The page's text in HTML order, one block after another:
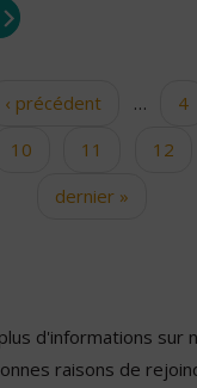
‹ précédent … 4
10 11 12
dernier »
d'informations sur
raisons de